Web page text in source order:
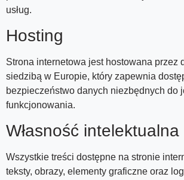
usług.
Hosting
Strona internetowa jest hostowana przez
siedzibą w Europie, który zapewnia
bezpieczeństwo danych niezbędnych do
funkcjonowania.
Własność intelektualna
Wszystkie treści dostępne na stronie
teksty, obrazy, elementy graficzne oraz